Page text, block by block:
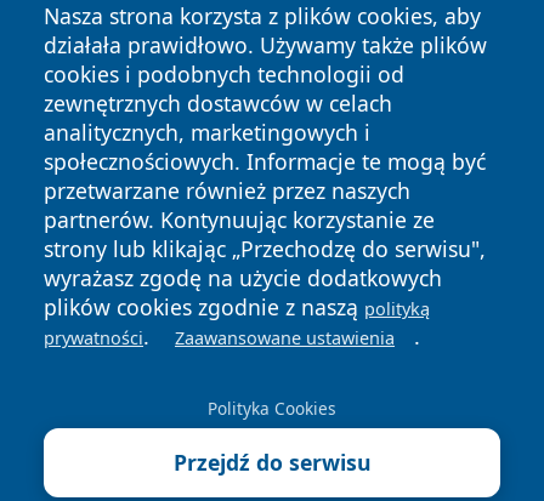
Nasza strona korzysta z plików cookies, aby
działała prawidłowo. Używamy także plików
cookies i podobnych technologii od
zewnętrznych dostawców w celach
analitycznych, marketingowych i
społecznościowych. Informacje te mogą być
przetwarzane również przez naszych
partnerów. Kontynuując korzystanie ze
strony lub klikając „Przechodzę do serwisu",
wyrażasz zgodę na użycie dodatkowych
plików cookies zgodnie z naszą polityką
prywatności. Zaawansowane ustawienia .
Polityka Cookies
Przejdź do serwisu
Copyright © 2026 dabrowski24.pl Wszystkie prawa
zastrzeżone.
News Autorzy
Polityka
Prywatności
Polityka
Cookies